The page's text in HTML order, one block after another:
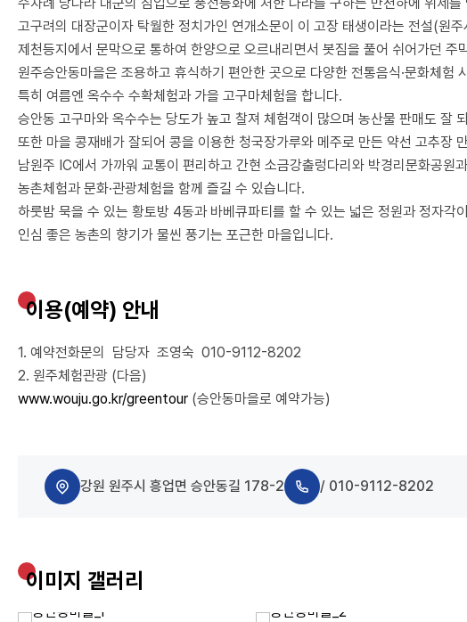
고구려의 대장군이자 탁월한 정치가인 연개소문이 이 고장 태생이라는 전설(원
제천등지에서 문막으로 통하여 한양으로 오르내리면서 봇짐을 풀어 쉬어가던 주
원주승안동마을은 조용하고 휴식하기 편안한 곳으로 다양한 전통음식·문화체험
특히 여름엔 옥수수 수확체험과 가을 고구마체험을 합니다.
승안동 고구마와 옥수수는 당도가 높고 찰져 체험객이 많으며 농산물 판매도 잘
또한 마을 콩재배가 잘되어 콩을 이용한 청국장가루와 메주로 만든 약선 고추장
남원주 IC에서 가까워 교통이 편리하고 간현 소금강출렁다리와 박경리문화공원
농촌체험과 문화·관광체험을 함께 즐길 수 있습니다.
하룻밤 묵을 수 있는 황토방 4동과 바베큐파티를 할 수 있는 넓은 정원과 정자각
인심 좋은 농촌의 향기가 물씬 풍기는 포근한 마을입니다.
이용(예약) 안내
1. 예약전화문의 담당자 조영숙 010-9112-8202
2. 원주체험관광 (다음)
www.wouju.go.kr/greentour (승안동마을로 예약가능)
강원 원주시 흥업면 승안동길 178-2 / 010-9112-8202
이미지 갤러리